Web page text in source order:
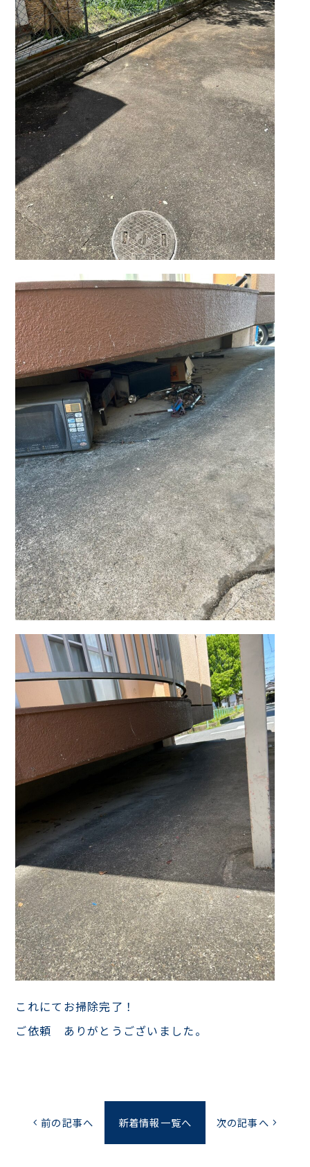
これにてお掃除完了！
ご依頼 ありがとうございました。
chevron_left 前の記事へ 新着情報一覧へ 次の記事へ chevron_right